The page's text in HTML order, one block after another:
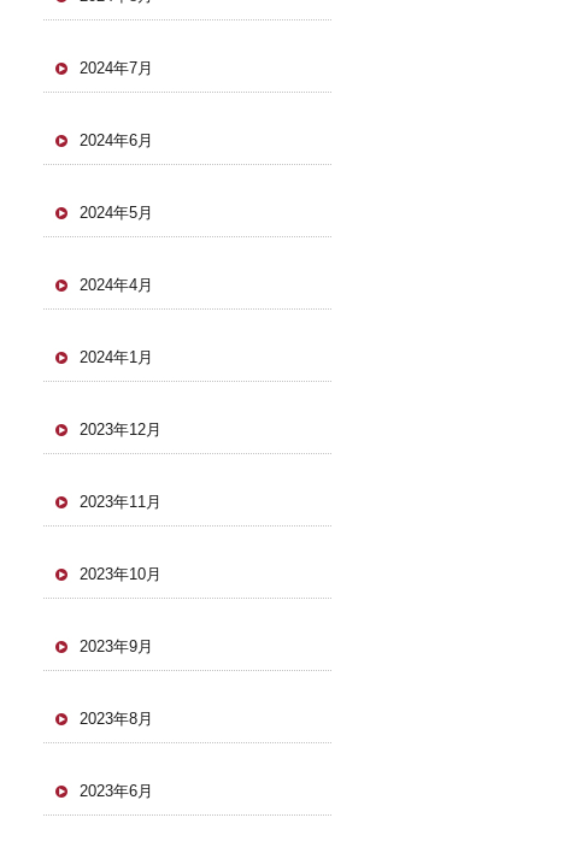
2024年7月
2024年6月
2024年5月
2024年4月
2024年1月
2023年12月
2023年11月
2023年10月
2023年9月
2023年8月
2023年6月